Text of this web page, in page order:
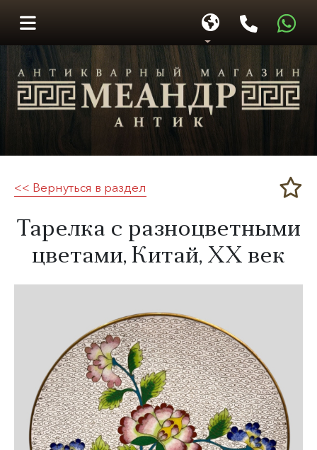
Меандр-Антик
<< Вернуться в раздел
Тарелка с разноцветными
цветами, Китай, XX век